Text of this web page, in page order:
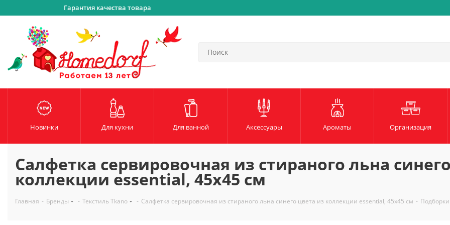
Гарантия качества товара
Новинки Для кухни Для ванной Аксессуары Ароматы Организация
Салфетка сервировочная из стираного льна
коллекции essential, 45х45 см
Главная - Бренды - Текстиль Tkano - Салфетка сервировочная из стираного льна синего цвета из коллекции essential, 45х45 см - Подборки